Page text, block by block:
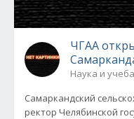
ЧГАА
Наука и учеба
Самаркандский
ректор Челябинской